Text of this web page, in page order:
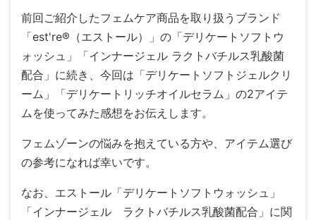
前回ご紹介したフェムケア商品を取り扱うブランド
「est're®（エストール）」の「デリケートソフトウ
ォッシュ」「インナージェル ラクトバチルス乳酸菌
配合」に続き、今回は「デリケートソフトジェルクリ
ーム」「デリケートリッチオイルセラム」の2アイテ
ムを使ってみた感想をお伝えします。
フェムゾーンの悩みを抱えている方や、アイテム選び
の参考になれば幸いです。
なお、エストール「デリケートソフトウォッシュ」
「インナージェル ラクトバチルス乳酸菌配合」に関